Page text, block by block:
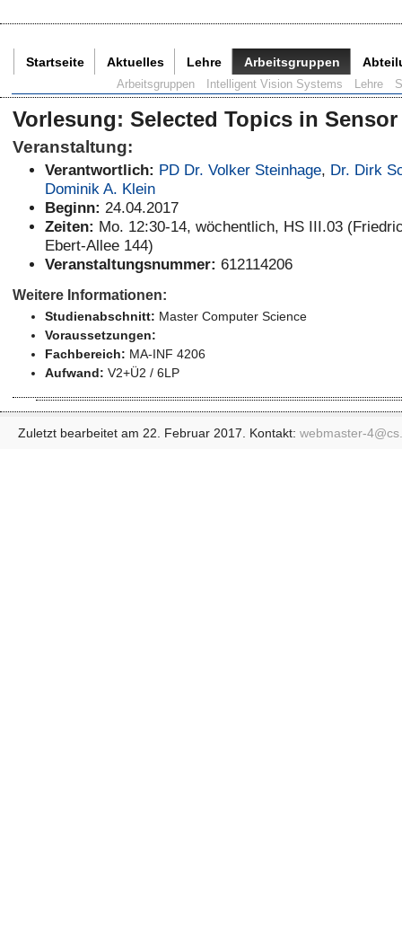
Startseite Aktuelles Lehre Arbeitsgruppen
Arbeitsgruppen Intelligent Vision Systems Lehre
Vorlesung:Selected Topics in
Veranstaltung:
Verantwortlich: PD Dr. Volker Steinhage, Dr. Dirk
Dominik A. Klein
Beginn: 24.04.2017
Zeiten: Mo. 12:30-14, wöchentlich, HS III.03
Ebert-Allee 144)
Veranstaltungsnummer: 612114206
Weitere Informationen:
Studienabschnitt: Master Computer Science
Voraussetzungen:
Fachbereich: MA-INF 4206
Aufwand: V2+Ü2 / 6LP
Zuletzt bearbeitet am 22. Februar 2017. Kontakt: webmaster-4@